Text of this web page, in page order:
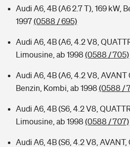
Audi A6, 4B (A6 2.7 T), 169 kW,
1997(0588 / 695)
Audi A6, 4B (A6, 4.2 V8,
Limousine, ab 1998 (0588 / 705)
Audi A6, 4B (A6, 4.2 V8, AVANT
Benzin, Kombi, ab 1998 (0588 /
Audi A6, 4B (S6, 4.2 V8,
Limousine, ab 1998 (0588 / 707)
Audi A6, 4B (S6, 4.2 V8, AVANT,